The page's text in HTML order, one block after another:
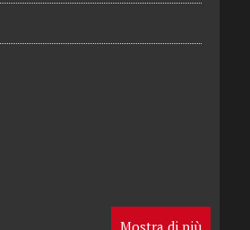
Mostra di più